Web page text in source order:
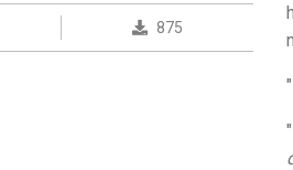
875